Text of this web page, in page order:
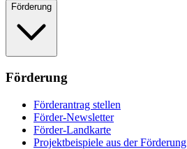
Förderung
Förderung
Förderantrag stellen
Förder-Newsletter
Förder-Landkarte
Projektbeispiele aus der Förderung